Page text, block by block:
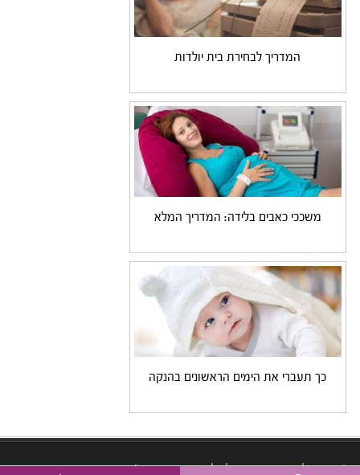
המדריך לבחירת בית יולדות
משככי כאבים בלידה: המדריך המלא
כך תעברי את הימים הראשונים בהנקה
© 2026, כל הזכויות שמורות לפיליפ חדד יועצים בע"מ